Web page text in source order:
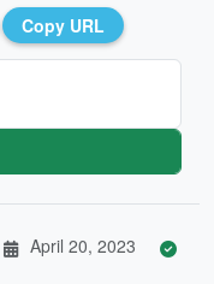
Copy URL
April 20, 2023